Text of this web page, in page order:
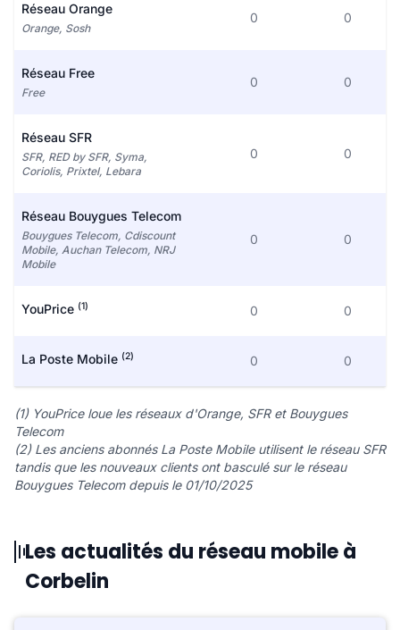
Réseau Orange
Orange, Sosh
0 0
Réseau Free
Free
0 0
Réseau SFR
SFR, RED by SFR, Syma,
Coriolis, Prixtel, Lebara
0 0
Réseau Bouygues Telecom
Bouygues Telecom, Cdiscount
Mobile, Auchan Telecom, NRJ
Mobile
0 0
YouPrice (1) 0 0
La Poste Mobile (2) 0 0
(1) YouPrice loue les réseaux d'Orange, SFR et Bouygues
Telecom
(2) Les anciens abonnés La Poste Mobile utilisent le réseau SFR
tandis que les nouveaux clients ont basculé sur le réseau
Bouygues Telecom depuis le 01/10/2025
Les actualités du réseau mobile à
Corbelin